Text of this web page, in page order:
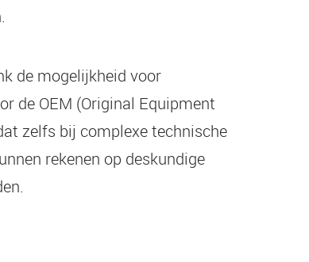
de mogelijkheid voor
de OEM (Original Equipment
zelfs bij complexe technische
rekenen op deskundige